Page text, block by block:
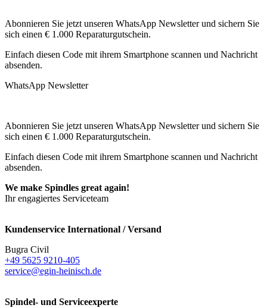
Abonnieren Sie jetzt unseren WhatsApp Newsletter und sichern Sie
sich einen € 1.000 Reparaturgutschein.
Einfach diesen Code mit ihrem Smartphone scannen und Nachricht
absenden.
WhatsApp Newsletter
Abonnieren Sie jetzt unseren WhatsApp Newsletter und sichern Sie
sich einen € 1.000 Reparaturgutschein.
Einfach diesen Code mit ihrem Smartphone scannen und Nachricht
absenden.
We make Spindles great again!
Ihr engagiertes Serviceteam
Kundenservice International / Versand
Bugra Civil
+49 5625 9210-405
service@egin-heinisch.de
Spindel- und Serviceexperte